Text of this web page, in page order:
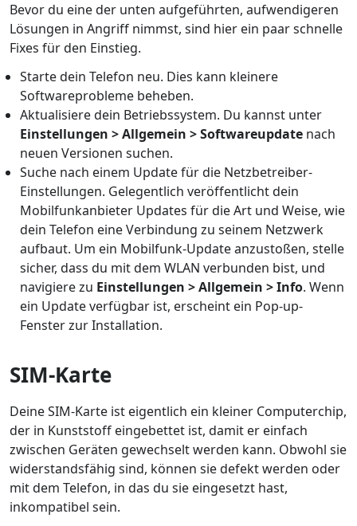
Bevor du eine der unten aufgeführten, aufwendigeren
Lösungen in Angriff nimmst, sind hier ein paar schnelle
Fixes für den Einstieg.
Starte dein Telefon neu. Dies kann kleinere
Softwareprobleme beheben.
Aktualisiere dein Betriebssystem. Du kannst unter
Einstellungen > Allgemein > Softwareupdatenach
neuen Versionen suchen.
Suche nach einem Update für die Netzbetreiber-
Einstellungen. Gelegentlich veröffentlicht dein
Mobilfunkanbieter Updates für die Art und Weise, wie
dein Telefon eine Verbindung zu seinem Netzwerk
aufbaut. Um ein Mobilfunk-Update anzustoßen, stelle
sicher, dass du mit dem WLAN verbunden bist, und
navigiere zu Einstellungen > Allgemein > Info. Wenn
ein Update verfügbar ist, erscheint ein Pop-up-
Fenster zur Installation.
SIM-Karte
Deine SIM-Karte ist eigentlich ein kleiner Computerchip,
der in Kunststoff eingebettet ist, damit er einfach
zwischen Geräten gewechselt werden kann. Obwohl sie
widerstandsfähig sind, können sie defekt werden oder
mit dem Telefon, in das du sie eingesetzt hast,
inkompatibel sein.